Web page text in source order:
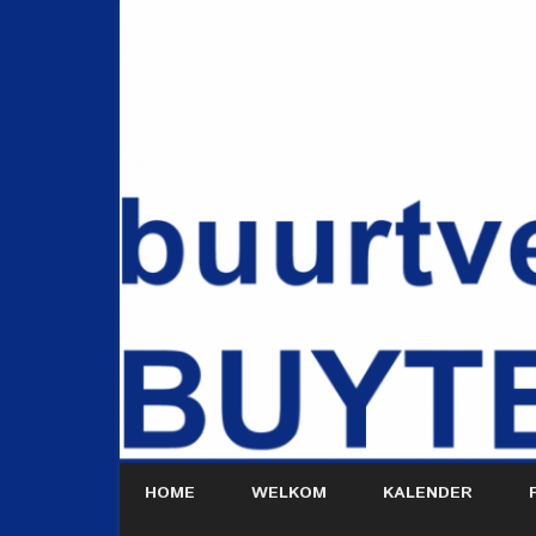
HOME WELKOM KALENDER